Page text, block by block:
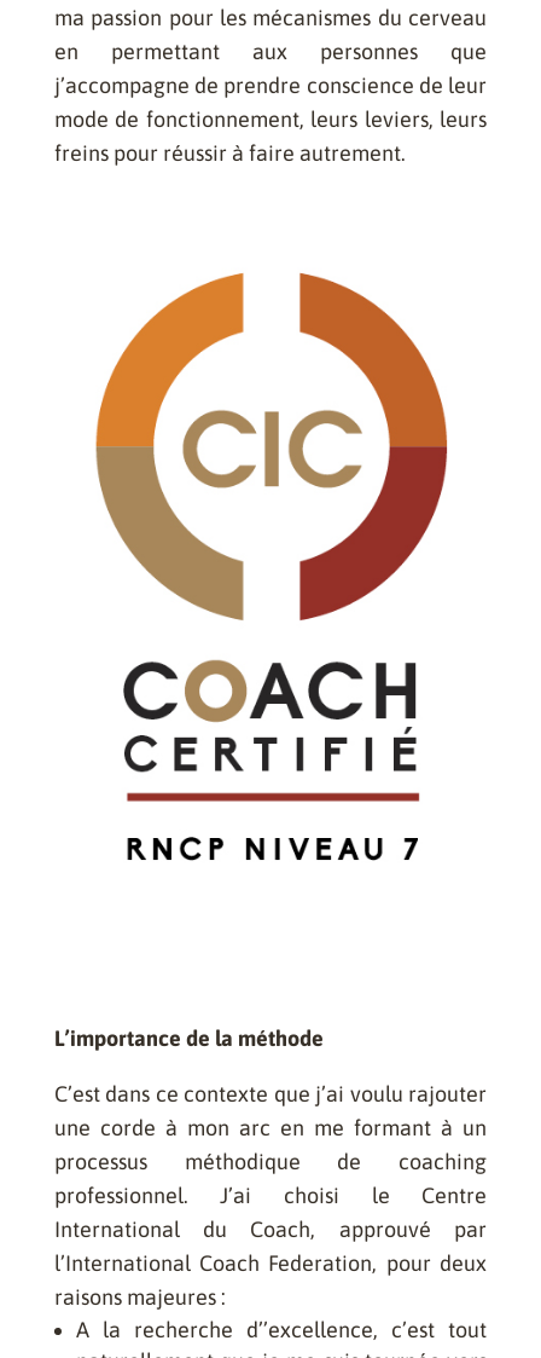
ma passion pour les mécanismes du cerveau
en permettant aux personnes que
j’accompagne de prendre conscience de leur
mode de fonctionnement, leurs leviers, leurs
freins pour réussir à faire autrement.
L’importance de la méthode
C’est dans ce contexte que j’ai voulu rajouter
une corde à mon arc en me formant à un
processus méthodique de coaching
professionnel. J’ai choisi le Centre
International du Coach, approuvé par
l’International Coach Federation, pour deux
raisons majeures :
A la recherche d’’excellence, c’est tout